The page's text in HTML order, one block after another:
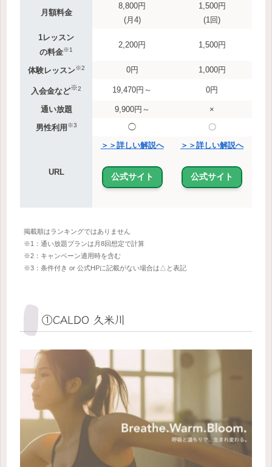
月額料金
8,800円
(月4)
1,500円
(1回)
1レッスン
の料金※1
2,200円 1,500円
体験レッスン※2 0円 1,000円
入会金など※2 19,470円～ 0円
通い放題 9,900円～
×
男性利用 ※3 ◯ 〇
URL
＞＞詳しい解説へ
公式サイト
＞＞詳しい解説へ
公式サイト
掲載順はランキングではありません
※1：通い放題プランは月8回想定で計算
※2：キャンペーン適用時を含む
※3：条件付き or 公式HPに記載がない場合は△と表記
①CALDO 久米川